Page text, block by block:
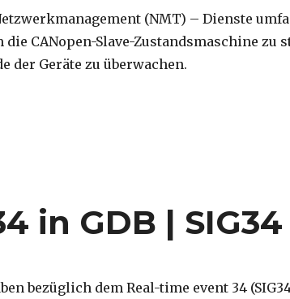
(NMT) – Dienste
CANopen-Slave-Zustandsmaschine zu
der Geräte zu überwachen.
– NMT“
in GDB | SIG34
bezüglich dem Real-time event 34